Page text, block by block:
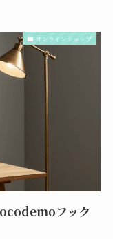
オンラインショップ
フック